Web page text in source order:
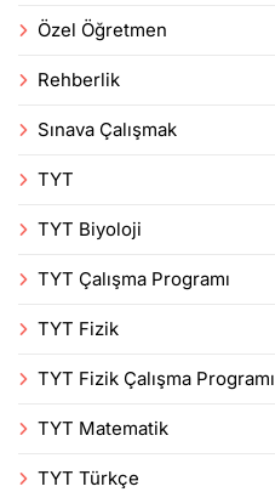
Özel Öğretmen
Rehberlik
Sınava Çalışmak
TYT
TYT Biyoloji
TYT Çalışma Programı
TYT Fizik
TYT Fizik Çalışma Programı
TYT Matematik
TYT Türkçe